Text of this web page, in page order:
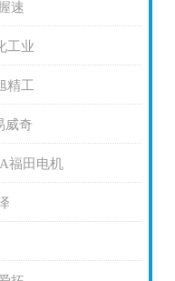
速
工业
精工
威奇
福田电机